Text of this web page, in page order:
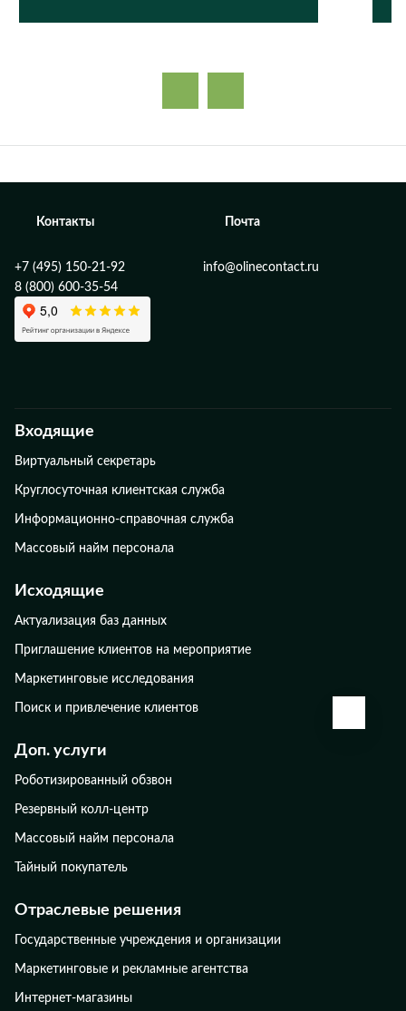
Контакты
+7 (495) 150-21-92
8 (800) 600-35-54
Почта
info@olinecontact.ru
Входящие
Виртуальный секретарь
Круглосуточная клиентская служба
Информационно-справочная служба
Массовый найм персонала
Исходящие
Актуализация баз данных
Приглашение клиентов на мероприятие
Маркетинговые исследования
Поиск и привлечение клиентов
Доп. услуги
Роботизированный обзвон
Резервный колл-центр
Массовый найм персонала
Тайный покупатель
Отраслевые решения
Государственные учреждения и организации
Маркетинговые и рекламные агентства
Интернет-магазины